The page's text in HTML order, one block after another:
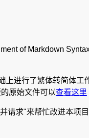
of Markdown
上进行了繁体转简体工
原始文件可以查看这里
请求"来帮忙改进本项目